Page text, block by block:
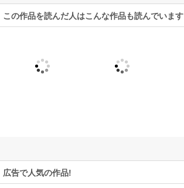
この作品を読んだ人はこんな作品も読んでいます
広告で人気の作品!